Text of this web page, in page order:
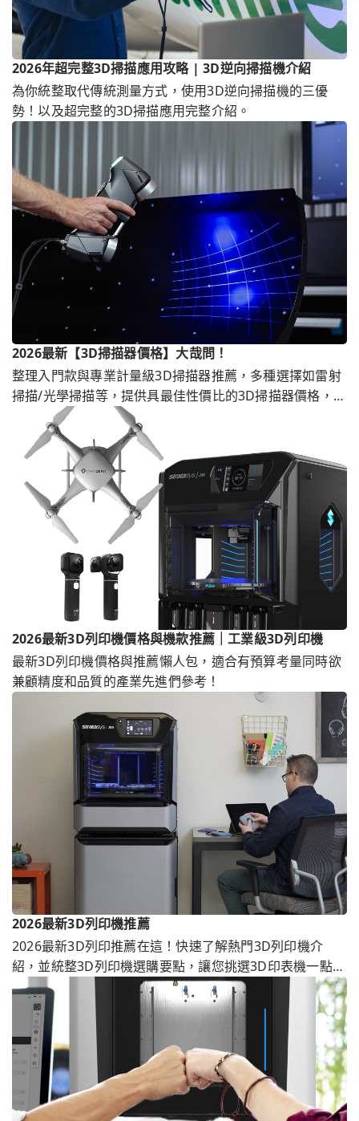
2026年超完整3D掃描應用攻略 | 3D逆向掃描機介紹
為你統整取代傳統測量方式，使用3D逆向掃描機的三優
勢！以及超完整的3D掃描應用完整介紹。
2026最新【3D掃描器價格】大哉問！
整理入門款與專業計量級3D掃描器推薦，多種選擇如雷射
掃描/光學掃描等，提供具最佳性價比的3D掃描器價格，另
有3D掃描代工服務，滿足客戶不同3D掃描價格需求。
2026最新3D列印機價格與機款推薦｜工業級3D列印機
最新3D列印機價格與推薦懶人包，適合有預算考量同時欲
兼顧精度和品質的產業先進們參考！
2026最新3D列印機推薦
2026最新3D列印推薦在這！快速了解熱門3D列印機介
紹，並統整3D列印機選購要點，讓您挑選3D印表機一點也
不難！